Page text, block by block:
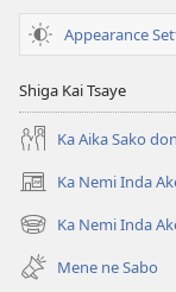
Appearance
Shiga Kai Tsaye
Ka Aika Sako
Ka Nemi Inda
(opens
new
window)
Ka Nemi Inda
(opens
new
window)
Mene ne Sabo